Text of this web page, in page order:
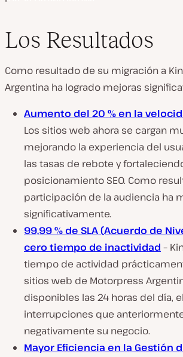
Los Resultados
Como resultado de su migración a
Argentina ha logrado mejoras
Aumento del 20 % en la
Los sitios web ahora se cargan
mejorando la experiencia del
las tasas de rebote y
posicionamiento SEO. Como
participación de la audiencia ha
significativamente.
99,99 % de SLA (Acuerdo de
cero tiempo de inactividad –
tiempo de actividad
sitios web de Motorpress
disponibles las 24 horas del día,
interrupciones que
negativamente su negocio.
Mayor Eficiencia en la Gestión